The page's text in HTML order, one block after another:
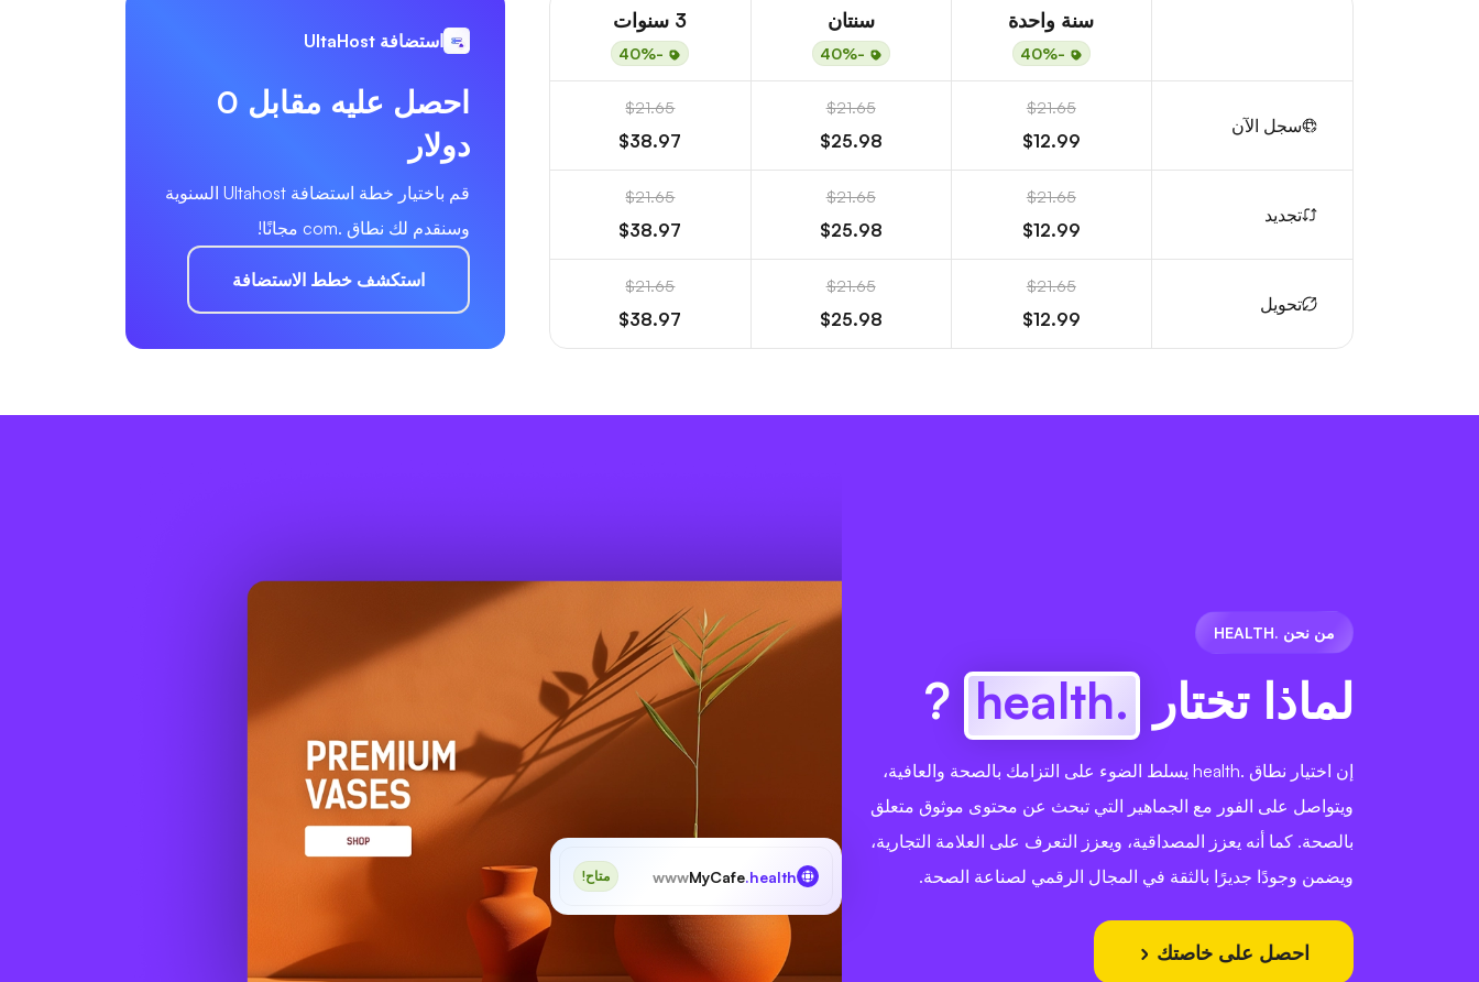
سنة واحدة
-40%
سنتان
-40%
3 سنوات
-40%
سجل الآن
$21.65
$12.99
$21.65
$25.98
$21.65
$38.97
تجديد
$21.65
$12.99
$21.65
$25.98
$21.65
$38.97
تحويل
$21.65
$12.99
$21.65
$25.98
$21.65
$38.97
استضافة UltaHost
احصل عليه مقابل 0
دولار
قم باختيار خطة استضافة Ultahost السنوية
وسنقدم لك نطاق .com مجانًا!
استكشف خطط الاستضافة
من نحن .HEALTH
لماذا تختار .health
?
إن اختيار نطاق .health يسلط الضوء على التزامك بالصحة والعافية،
ويتواصل على الفور مع الجماهير التي تبحث عن محتوى موثوق متعلق
بالصحة. كما أنه يعزز المصداقية، ويعزز التعرف على العلامة التجارية،
ويضمن وجودًا جديرًا بالثقة في المجال الرقمي لصناعة الصحة.
احصل على خاصتك
wwwMyCafe.health متاح!